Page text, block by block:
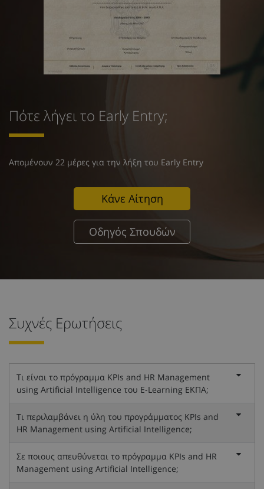
Πότε λήγει το Early Entry;
Απομένουν 22 μέρες για την λήξη του Early Entry
Κάνε Αίτηση
Οδηγός Σπουδών
Συχνές Ερωτήσεις
Τι είναι το πρόγραμμα KPIs and HR Management
using Artificial Intelligence του E-Learning ΕΚΠΑ;
Τι περιλαμβάνει η ύλη του προγράμματος KPIs and
HR Management using Artificial Intelligence;
Σε ποιους απευθύνεται το πρόγραμμα KPIs and HR
Management using Artificial Intelligence;